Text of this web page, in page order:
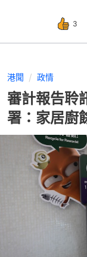
3
港聞 政情
審計報告聆
署：家居廚